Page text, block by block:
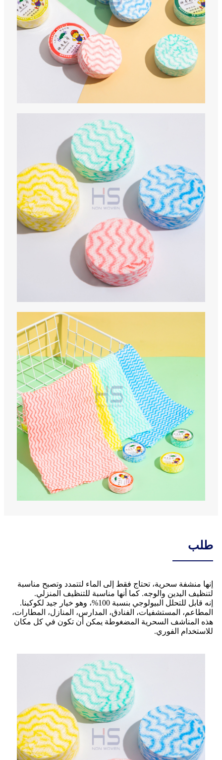
طلب
إنها منشفة سحرية، تحتاج فقط إلى الماء لتتمدد وتصبح مناسبة
لتنظيف اليدين والوجه. كما أنها مناسبة للتنظيف المنزلي.
إنه قابل للتحلل البيولوجي بنسبة 100%، وهو خيار جيد لكوكبنا.
المطاعم، المستشفيات، الفنادق، المدارس، المنازل، المطارات،
هذه المناشف السحرية المضغوطة يمكن أن تكون في كل مكان
للاستخدام الفوري.